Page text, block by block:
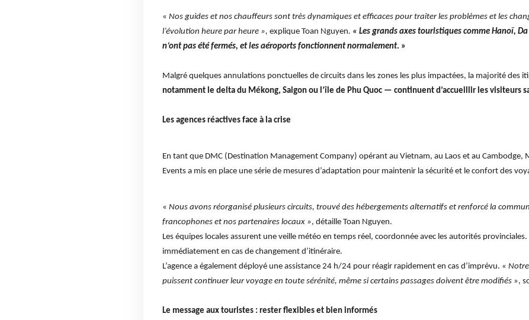
« Nos guides et nos chauffeurs sont très dynamiques et efficaces pour traiter les problèmes et les
l’évolution heure par heure », explique Toan Nguyen. « Les grands axes touristiques comme Hanoï,
n’ont pas été fermés, et les aéroports fonctionnent normalement. »
Malgré quelques annulations ponctuelles de circuits dans les zones les plus impactées, la majorité des
notamment le delta du Mékong, Saigon ou l’île de Phu Quoc — continuent d’accueillir les visiteurs
Les agences réactives face à la crise
En tant que DMC (Destination Management Company) opérant au Vietnam, au Laos et au Cambodge,
Events a mis en place une série de mesures d’adaptation pour maintenir la sécurité et le confort des
« Nous avons réorganisé plusieurs circuits, trouvé des hébergements alternatifs et renforcé la
francophones et nos partenaires locaux », détaille Toan Nguyen.
Les équipes locales assurent une veille météo en temps réel, coordonnée avec les autorités
immédiatement en cas de changement d’itinéraire.
L’agence a également déployé une assistance 24 h/24 pour réagir rapidement en cas d’imprévu. «
puissent continuer leur voyage en toute sérénité, même si certains passages doivent être modifiés »,
Le message aux touristes : rester flexibles et bien informés